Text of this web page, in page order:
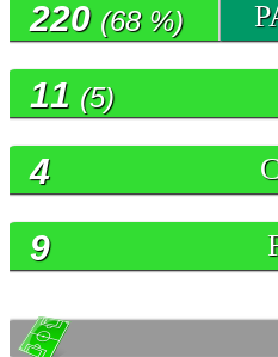
220 (68 %)
11 (5)
4
9